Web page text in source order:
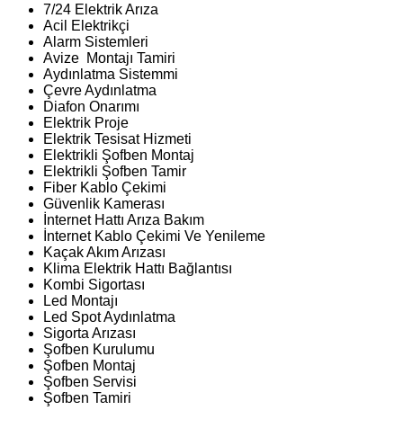
7/24 Elektrik Arıza
Acil Elektrikçi
Alarm Sistemleri
Avize Montajı Tamiri
Aydınlatma Sistemmi
Çevre Aydınlatma
Diafon Onarımı
Elektrik Proje
Elektrik Tesisat Hizmeti
Elektrikli Şofben Montaj
Elektrikli Şofben Tamir
Fiber Kablo Çekimi
Güvenlik Kamerası
İnternet Hattı Arıza Bakım
İnternet Kablo Çekimi Ve Yenileme
Kaçak Akım Arızası
Klima Elektrik Hattı Bağlantısı
Kombi Sigortası
Led Montajı
Led Spot Aydınlatma
Sigorta Arızası
Şofben Kurulumu
Şofben Montaj
Şofben Servisi
Şofben Tamiri